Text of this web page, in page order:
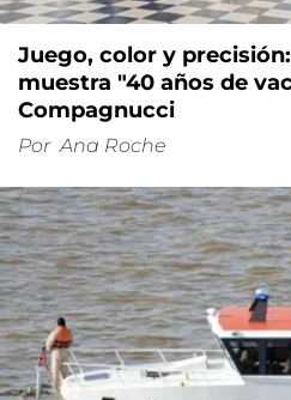
Juego, color y
muestra "40 años de
Compagnucci
Por Ana Roche